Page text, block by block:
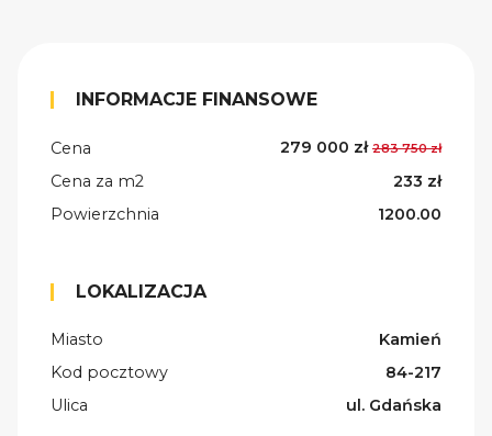
INFORMACJE FINANSOWE
Cena 279 000 zł 283 750 zł
Cena za m2
233 zł
Powierzchnia
1200.00
LOKALIZACJA
Miasto
Kamień
Kod pocztowy
84-217
Ulica
ul. Gdańska